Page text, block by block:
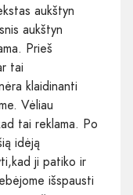
aukštyn
aukštyn
Prieš
tai
klaidinanti
Vėliau
tai reklama. Po
idėją
ji patiko ir
išspausti